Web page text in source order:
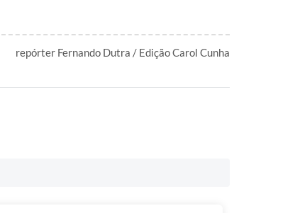
repórter Fernando Dutra / Edição Carol Cunha